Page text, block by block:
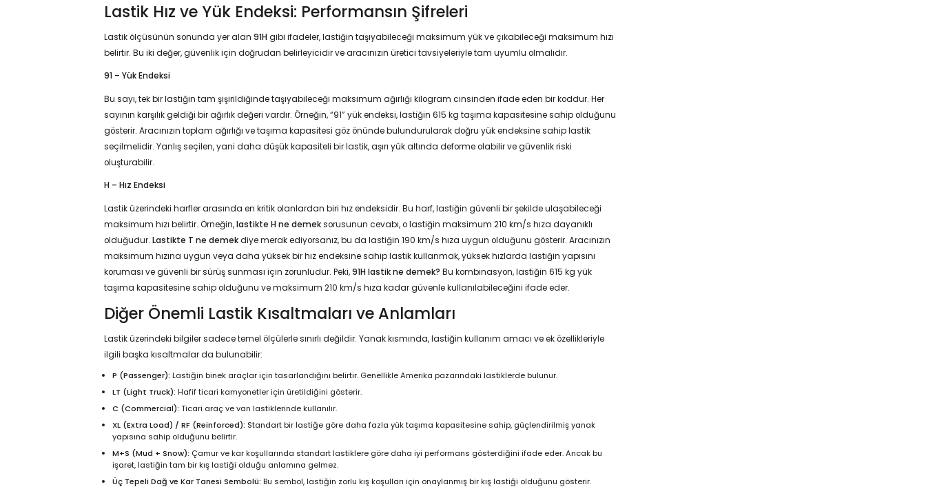
Lastik Hız ve Yük Endeksi: Performansın Şifreleri
Lastik ölçüsünün sonunda yer alan 91H gibi ifadeler, lastiğin taşıyabileceği maksimum yük ve çıkabileceği maksimum hızı
belirtir. Bu iki değer, güvenlik için doğrudan belirleyicidir ve aracınızın üretici tavsiyeleriyle tam uyumlu olmalıdır.
91 – Yük Endeksi
Bu sayı, tek bir lastiğin tam şişirildiğinde taşıyabileceği maksimum ağırlığı kilogram cinsinden ifade eden bir koddur. Her
sayının karşılık geldiği bir ağırlık değeri vardır. Örneğin, “91” yük endeksi, lastiğin 615 kg taşıma kapasitesine sahip olduğunu
gösterir. Aracınızın toplam ağırlığı ve taşıma kapasitesi göz önünde bulundurularak doğru yük endeksine sahip lastik
seçilmelidir. Yanlış seçilen, yani daha düşük kapasiteli bir lastik, aşırı yük altında deforme olabilir ve güvenlik riski
oluşturabilir.
H – Hız Endeksi
Lastik üzerindeki harfler arasında en kritik olanlardan biri hız endeksidir. Bu harf, lastiğin güvenli bir şekilde ulaşabileceği
maksimum hızı belirtir. Örneğin,lastikte H ne demeksorusunun cevabı, o lastiğin maksimum 210 km/s hıza dayanıklı
olduğudur. Lastikte T ne demekdiye merak ediyorsanız, bu da lastiğin 190 km/s hıza uygun olduğunu gösterir. Aracınızın
maksimum hızına uygun veya daha yüksek bir hız endeksine sahip lastik kullanmak, yüksek hızlarda lastiğin yapısını
koruması ve güvenli bir sürüş sunması için zorunludur. Peki,91H lastik ne demek? Bu kombinasyon, lastiğin 615 kg yük
taşıma kapasitesine sahip olduğunu ve maksimum 210 km/s hıza kadar güvenle kullanılabileceğini ifade eder.
Diğer Önemli Lastik Kısaltmaları ve Anlamları
Lastik üzerindeki bilgiler sadece temel ölçülerle sınırlı değildir. Yanak kısmında, lastiğin kullanım amacı ve ek özellikleriyle
ilgili başka kısaltmalar da bulunabilir:
P (Passenger): Lastiğin binek araçlar için tasarlandığını belirtir. Genellikle Amerika pazarındaki lastiklerde bulunur.
LT (Light Truck): Hafif ticari kamyonetler için üretildiğini gösterir.
C (Commercial): Ticari araç ve van lastiklerinde kullanılır.
XL (Extra Load) / RF (Reinforced): Standart bir lastiğe göre daha fazla yük taşıma kapasitesine sahip, güçlendirilmiş yanak
yapısına sahip olduğunu belirtir.
M+S (Mud + Snow): Çamur ve kar koşullarında standart lastiklere göre daha iyi performans gösterdiğini ifade eder. Ancak bu
işaret, lastiğin tam bir kış lastiği olduğu anlamına gelmez.
Üç Tepeli Dağ ve Kar Tanesi Sembolü: Bu sembol, lastiğin zorlu kış koşulları için onaylanmış bir kış lastiği olduğunu gösterir.